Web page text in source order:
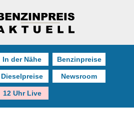
In der Nähe Benzinpreise
Dieselpreise Newsroom
12 Uhr Live